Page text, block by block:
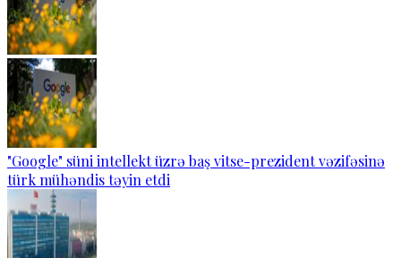
"Google" süni intellekt üzrə baş vitse-prezident vəzifəsinə
türk mühəndis təyin etdi